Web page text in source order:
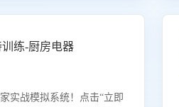
练-厨房电器
实战模拟系统！点击“立即